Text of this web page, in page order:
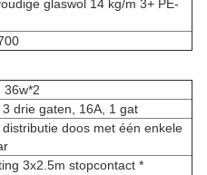
glaswol 14 kg/m 3+ PE-
36w*2
drie gaten, 16A, 1 gat
doos met één enkele
3x2.5m stopcontact *